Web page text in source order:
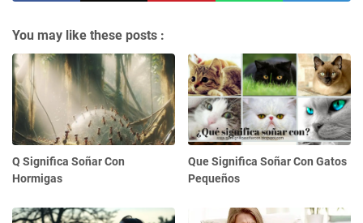
You may like these posts :
Q Significa Soñar Con
Hormigas
Que Significa Soñar Con Gatos
Pequeños